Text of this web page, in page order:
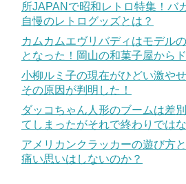
所JAPANで昭和レトロ特集！バ
自慢のレトログッズとは？
カムカムエヴリバディはモデル
となった！岡山の和菓子屋から
小柳ルミ子の現在がひどい激や
その原因が判明した！
ダッコちゃん人形のブームは差
てしまったがそれで終わりではな
アメリカンクラッカーの遊び方
痛い思いはしないのか？